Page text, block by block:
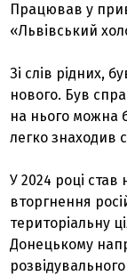
Працював у
«Львівський
Зі слів рідних,
нового. Був
на нього можна
легко знаходив
У 2024 році став
вторгнення
територіальну
Донецькому